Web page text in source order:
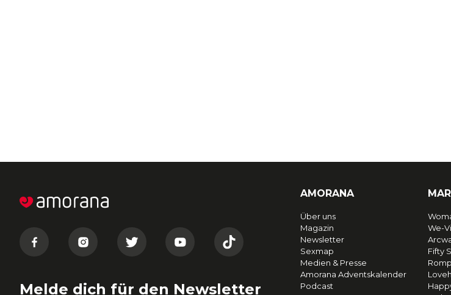
Melde dich für den Newsletter
AMORANA
Über uns
Magazin
Newsletter
Sexmap
Medien & Presse
Amorana Adventskalender
Podcast
We-
Fifty
Romp